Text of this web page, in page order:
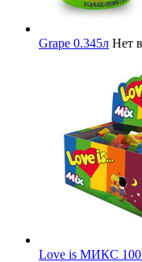
Grape 0.345л Нет
Love is МИКС 100